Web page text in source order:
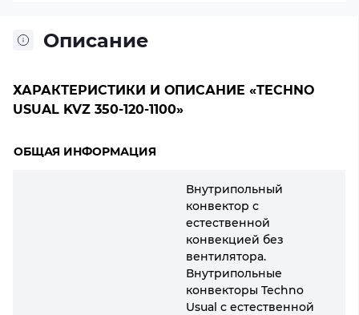
Описание
ХАРАКТЕРИСТИКИ И ОПИСАНИЕ «TECHNO
USUAL KVZ 350-120-1100»
ОБЩАЯ ИНФОРМАЦИЯ
Внутрипольный
конвектор с
естественной
конвекцией без
вентилятора.
Внутрипольные
конвекторы Techno
Usual с естественной